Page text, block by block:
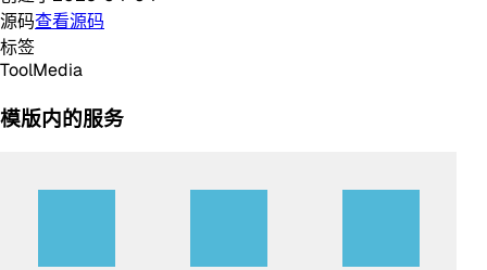
源码查看源码
标签
ToolMedia
模版内的服务